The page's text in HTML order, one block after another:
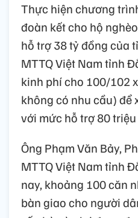
Thực hiện chương
đoàn kết cho hộ
hỗ trợ 38 tỷ đồng của
MTTQ Việt Nam tỉnh
kinh phí cho 100/102
không có nhu cầu) để
với mức hỗ trợ 80
Ông Phạm Văn Bảy,
MTTQ Việt Nam tỉnh
nay, khoảng 100 căn
bàn giao cho người